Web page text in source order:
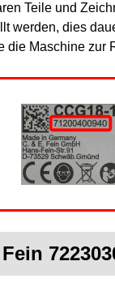
Teile und
werden, dies
die Maschine